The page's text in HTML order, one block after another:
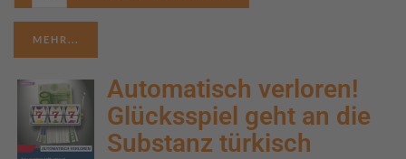
MEHR...
Automatisch verloren!
Glücksspiel geht an die
Substanz türkisch